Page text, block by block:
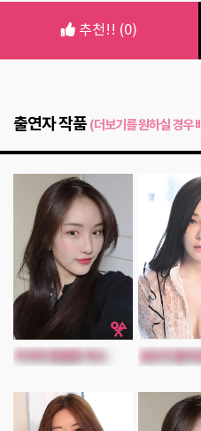
추천!! (0)
출연자 작품 (더보기를 원하실 경우
지아의 황홀한 섹스 깊숙이 들어